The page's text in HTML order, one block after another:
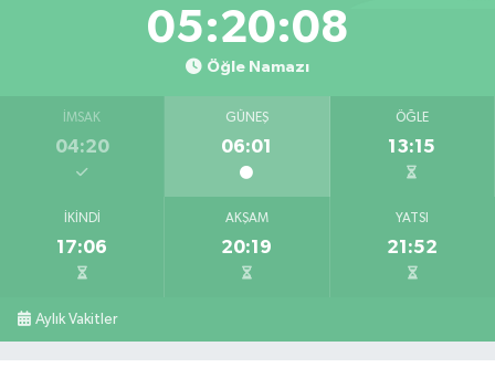
05:20:08
Öğle Namazı
İMSAK
04:20
GÜNEŞ
06:01
ÖĞLE
13:15
İKINDI
17:06
AKŞAM
20:19
YATSI
21:52
Aylık Vakitler